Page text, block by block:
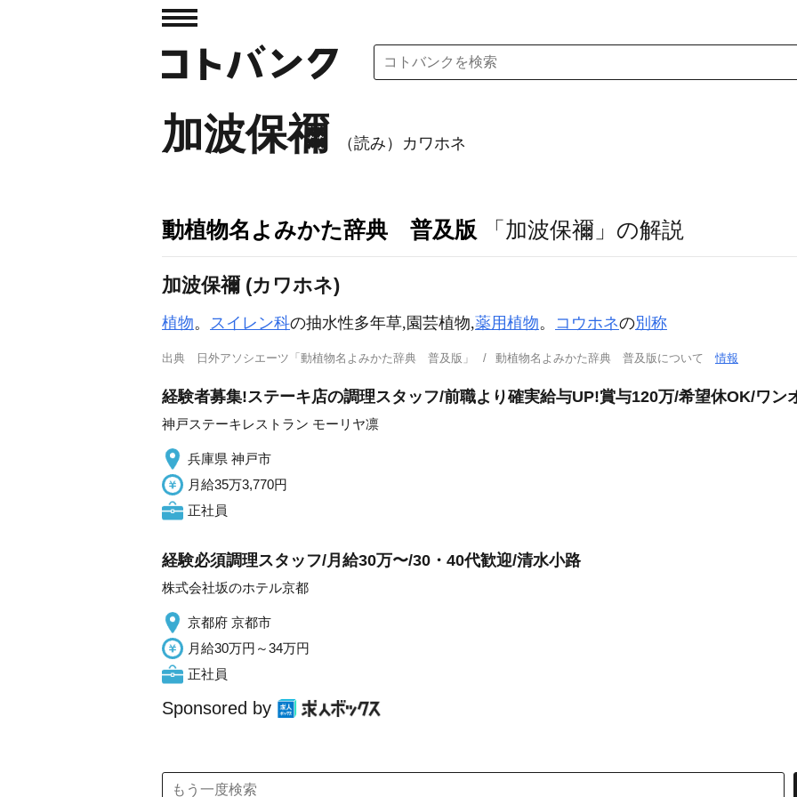
加波保禰 （読み）カワホネ
動植物名よみかた辞典 普及版 「加波保禰」の解説
加波保禰 (カワホネ)
植物。 スイレン科の抽水性多年草,園芸植物,薬用植物。 コウホネの別称
出典 日外アソシエーツ「動植物名よみかた辞典 普及版」 動植物名よみかた辞典 普及版について情報
経験者募集!ステーキ店の調理スタッフ/前職より確実給与UP!賞与120万/希望休OK/ワン
神戸ステーキレストラン モーリヤ凛
兵庫県 神戸市
月給35万3,770円
正社員
経験必須調理スタッフ/月給30万〜/30・40代歓迎/清水小路
株式会社坂のホテル京都
京都府 京都市
月給30万円～34万円
正社員
Sponsored by